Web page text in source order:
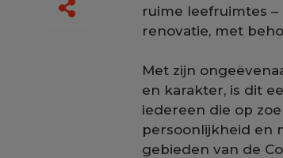
ruime leefruimtes
renovatie, met
Met zijn
en karakter, is dit
iedereen die op
persoonlijkheid en
gebieden van de